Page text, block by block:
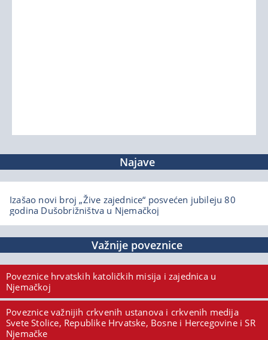
Najave
Izašao novi broj „Žive zajednice“ posvećen jubileju 80
godina Dušobrižništva u Njemačkoj
Važnije poveznice
Poveznice hrvatskih katoličkih misija i zajednica u
Njemačkoj
Poveznice važnijih crkvenih ustanova i crkvenih medija
Svete Stolice, Republike Hrvatske, Bosne i Hercegovine i SR
Njemačke